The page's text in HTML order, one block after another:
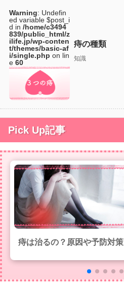
Warning: Undefin
ed variable $post_i
d in /home/c3494
839/public_html/z
ilife.jp/wp-conten
t/themes/basic-af
i/single.php on lin
e 60
痔の種類
知識
Pick Up記事
痔は治るの？原因や予防対策